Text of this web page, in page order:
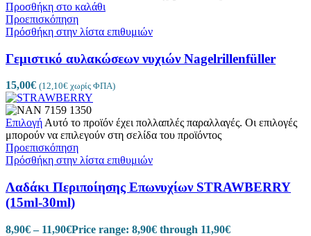
Προσθήκη στο καλάθι
Προεπισκόπηση
Πρόσθήκη στην λίστα επιθυμιών
Γεμιστικό αυλακώσεων νυχιών Nagelrillenfüller
15,00€ (12,10€ χωρίς ΦΠΑ)
ΕπιλογήΑυτό το προϊόν έχει πολλαπλές παραλλαγές. Οι επιλογές
μπορούν να επιλεγούν στη σελίδα του προϊόντος
Προεπισκόπηση
Πρόσθήκη στην λίστα επιθυμιών
Λαδάκι Περιποίησης Επωνυχίων STRAWBERRY
(15ml-30ml)
8,90€ – 11,90€Price range: 8,90€ through 11,90€